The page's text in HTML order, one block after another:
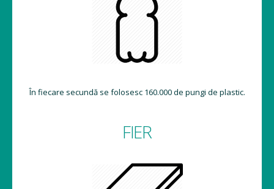
În fiecare secundă se folosesc 160.000 de pungi de plastic.
FIER